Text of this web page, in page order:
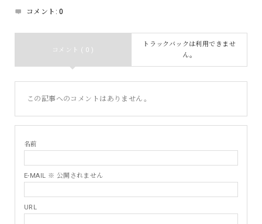
コメント:0
コメント ( 0 )
トラックバックは利用できませ
ん。
この記事へのコメントはありません。
名前
E-MAIL ※ 公開されません
URL